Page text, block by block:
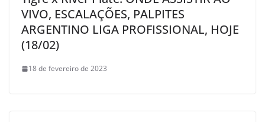
VIVO, ESCALAÇÕES, PALPITES
ARGENTINO LIGA PROFISSIONAL, HOJE
(18/02)
18 de fevereiro de 2023